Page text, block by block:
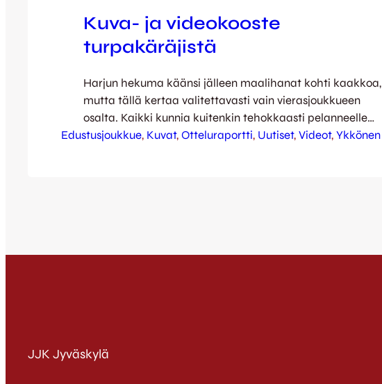
Kuva- ja videokooste
turpakäräjistä
Harjun hekuma käänsi jälleen maalihanat kohti kaakkoa,
mutta tällä kertaa valitettavasti vain vierasjoukkueen
osalta. Kaikki kunnia kuitenkin tehokkaasti pelanneelle
HIFK:lle, jonka vierasvoittoa voit nyt ihailla myös kuva- ja
Edustusjoukkue, Kuvat, Otteluraportti, Uutiset, Videot, Ykkönen
JJK Jyväskylä